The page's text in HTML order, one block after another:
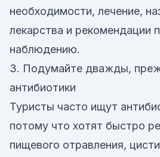
необходимости, лечение,
лекарства и рекомендации
наблюдению.
3. Подумайте дважды,
антибиотики
Туристы часто ищут
потому что хотят быстро
пищевого отравления,